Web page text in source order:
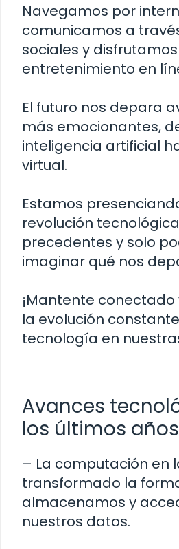
Navegamos por
comunicamos a
sociales y
entretenimiento en
El futuro nos depara
más emocionantes,
inteligencia artificial
virtual.
Estamos
revolución
precedentes y solo
imaginar qué nos
¡Mantente
la evolución
tecnología en
Avances
los últimos años
– La computación en
transformado la
almacenamos y
nuestros datos.